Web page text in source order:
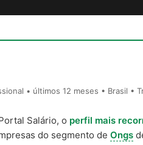
• últimos 12 meses • Brasil •
Salário, o perfil mais
do segmento de Ongs